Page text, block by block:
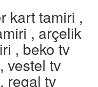
kart tamiri ,
, arçelik
, beko tv
vestel tv
regal tv